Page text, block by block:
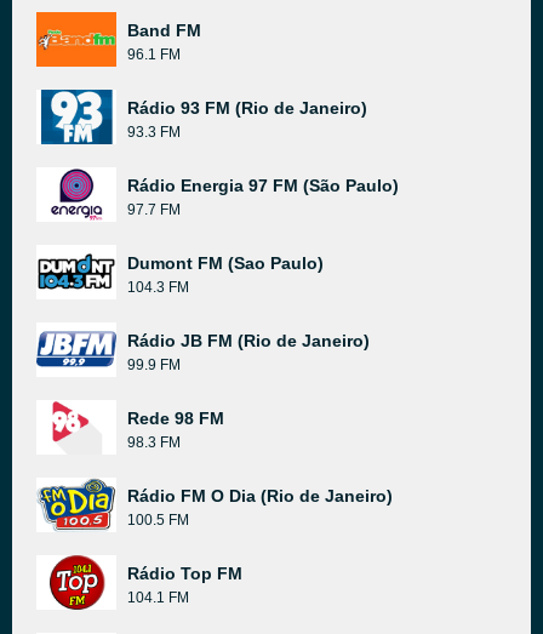
Band FM
96.1 FM
Rádio 93 FM (Rio de Janeiro)
93.3 FM
Rádio Energia 97 FM (São Paulo)
97.7 FM
Dumont FM (Sao Paulo)
104.3 FM
Rádio JB FM (Rio de Janeiro)
99.9 FM
Rede 98 FM
98.3 FM
Rádio FM O Dia (Rio de Janeiro)
100.5 FM
Rádio Top FM
104.1 FM